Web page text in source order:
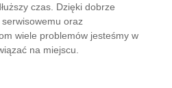
czas. Dzięki dobrze
oraz
wiele problemów jesteśmy w
na miejscu.